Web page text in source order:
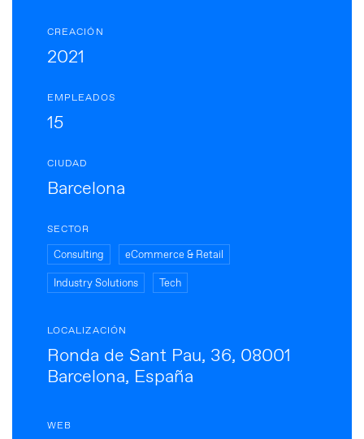
CREACIÓN
2021
EMPLEADOS
15
CIUDAD
Barcelona
SECTOR
Consulting eCommerce & Retail
Industry Solutions Tech
LOCALIZACIÓN
Ronda de Sant Pau, 36, 08001
Barcelona, España
WEB